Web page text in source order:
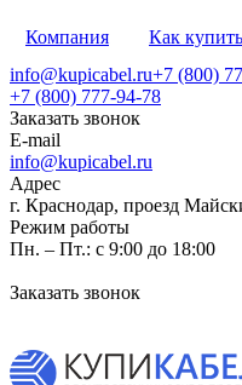
Компания Как купить
info@kupicabel.ru+7 (800)
+7 (800) 777-94-78
Заказать звонок
E-mail
info@kupicabel.ru
Адрес
г. Краснодар, проезд
Режим работы
Пн. – Пт.: с 9:00 до 18:00
Заказать звонок